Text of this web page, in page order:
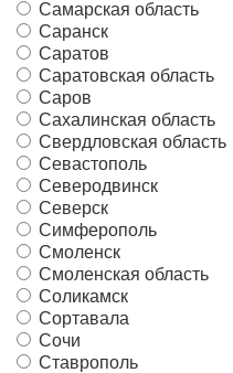
Самарская область
Саранск
Саратов
Саратовская область
Саров
Сахалинская область
Свердловская область
Севастополь
Северодвинск
Северск
Симферополь
Смоленск
Смоленская область
Соликамск
Сортавала
Сочи
Ставрополь